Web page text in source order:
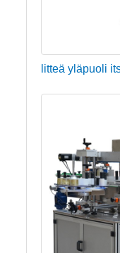
litteä yläpuoli